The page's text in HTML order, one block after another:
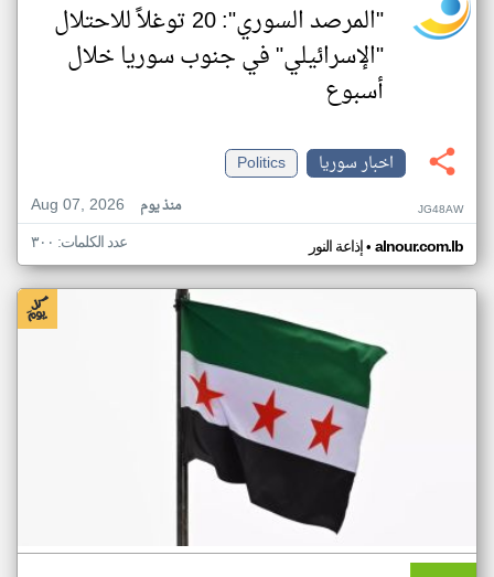
"المرصد السوري": 20 توغلاً للاحتلال
"الإسرائيلي" في جنوب سوريا خلال
أسبوع
اخبار سوريا
Politics
Aug 07, 2026
منذ يوم JG48AW
إذاعة النور• alnour.com.lb عدد الكلمات: ٣٠٠